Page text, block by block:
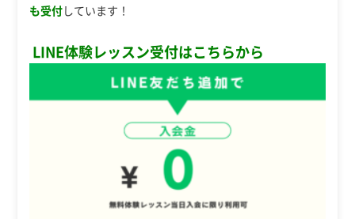
も受付しています！
LINE体験レッスン受付はこちらから